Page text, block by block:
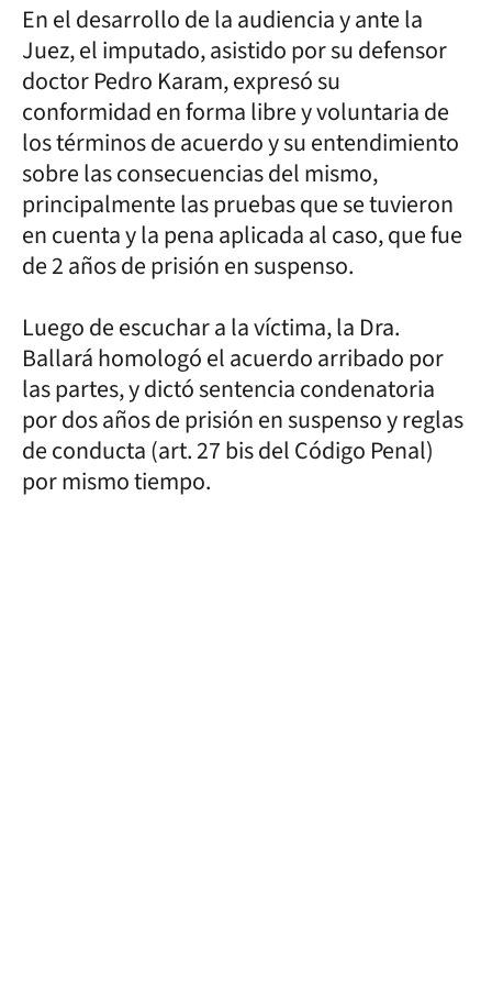
En el desarrollo de la audiencia y ante la
Juez, el imputado, asistido por su defensor
doctor Pedro Karam, expresó su
conformidad en forma libre y voluntaria de
los términos de acuerdo y su entendimiento
sobre las consecuencias del mismo,
principalmente las pruebas que se tuvieron
en cuenta y la pena aplicada al caso, que fue
de 2 años de prisión en suspenso.
Luego de escuchar a la víctima, la Dra.
Ballará homologó el acuerdo arribado por
las partes, y dictó sentencia condenatoria
por dos años de prisión en suspenso y reglas
de conducta (art. 27 bis del Código Penal)
por mismo tiempo.